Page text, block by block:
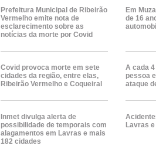
Prefeitura Municipal de Ribeirão
Vermelho emite nota de
esclarecimento sobre as
notícias da morte por Covid
Em
de 16
Covid provoca morte em sete
cidades da região, entre elas,
Ribeirão Vermelho e Coqueiral
A cada
pessoa
ataque
Inmet divulga alerta de
possibilidade de temporais com
alagamentos em Lavras e mais
182 cidades
Lavras